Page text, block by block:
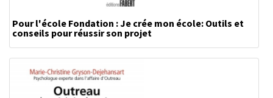
Pour l'école Fondation : Je crée mon école: Outils et
conseils pour réussir son projet